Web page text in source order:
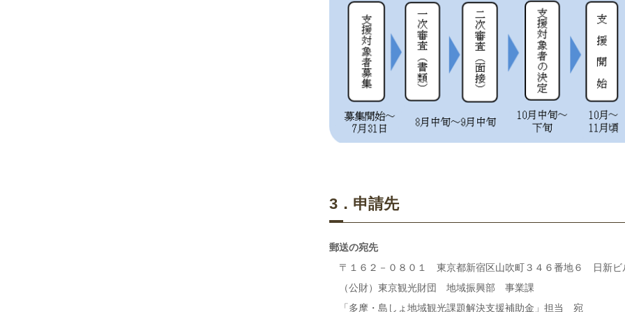
3．申請先
郵送の宛先
〒１６２－０８０１ 東京都新宿区山吹町３４６番地６ 日新ビ
（公財）東京観光財団 地域振興部 事業課
「多摩・島しょ地域観光課題解決支援補助金」担当 宛